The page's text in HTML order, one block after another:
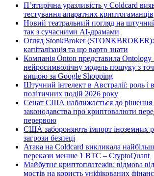
П’ятирічна уразливість у Coldcard
тестування апаратних криптогаманців
Новий театральний погляд на
так з сучасними AI-драмами
Огляд StonkBroker (STONKBROKER):
капіталізація та що варто знати
Компанія Onton представила
нейросимволічну модель пошуку з
вищою за Google Shopping
Штучний інтелект в Австралії: роль і
політичних подій 2026 року
Сенат США наближається до
законодавства про криптовалюти
перервою
США забороняють імпорт іноземних
загрози безпеці
Атака на Coldcard викликала
перекази менше 1 BTC – CryptoQuant
Майбутнє криптоплатежів: відмова
мостів на користь уніфікованих